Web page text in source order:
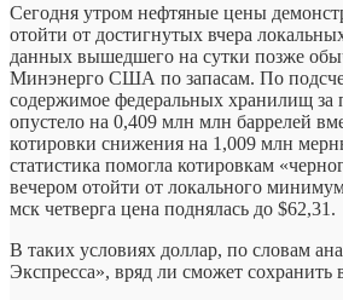
Сегодня утром нефтяные цены
отойти от достигнутых вчера
данных вышедшего на сутки позже
Минэнерго США по запасам. По
содержимое федеральных хранилищ за
опустело на 0,409 млн млн баррелей
котировки снижения на 1,009 млн
статистика помогла котировкам
вечером отойти от локального
мск четверга цена поднялась до $62,31.
В таких условиях доллар, по словам
Экспресса», вряд ли сможет сохранить